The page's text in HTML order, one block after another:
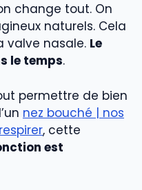
change tout. On
naturels. Cela
valve nasale. Le
le temps.
permettre de bien
nez bouché | nos
, cette
est